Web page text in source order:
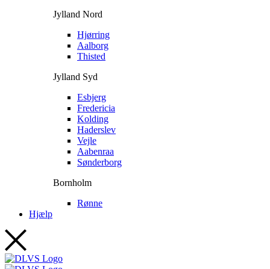
Jylland Nord
Hjørring
Aalborg
Thisted
Jylland Syd
Esbjerg
Fredericia
Kolding
Haderslev
Vejle
Aabenraa
Sønderborg
Bornholm
Rønne
Hjælp